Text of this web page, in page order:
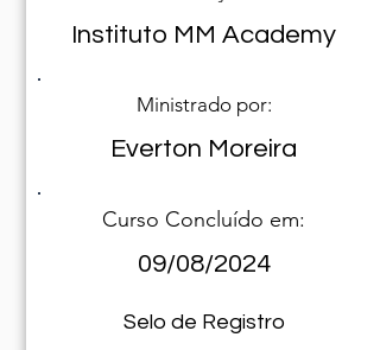
Instituto MM Academy
Ministrado por:
Everton Moreira
Curso Concluído em:
09/08/2024
Selo de Registro